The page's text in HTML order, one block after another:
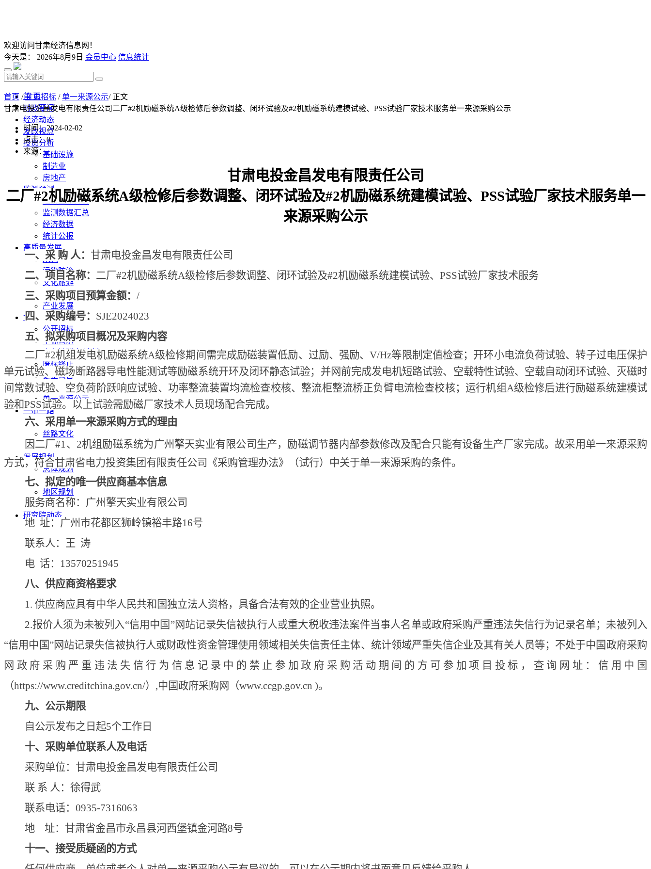
欢迎访问甘肃经济信息网！
今天是： 2026年8月9日 会员中心 信息统计
首 页
时政要闻
经济动态
发改视点
投资分析
基础设施
制造业
房地产
监测预测
经济监测分析
监测数据汇总
经济数据
统计公报
高质量发展
水利
污染防治
文化旅游
生态修复
产业发展
甘肃招标
公开招标
中标公示
竞争性磋商/谈判
废标终止
更正公告
其他公告
单一来源公示
一带一路
丝路新闻
丝路文化
发展动态
发展规划
总体规划
专项规划
地区规划
计划报告
研究院动态
首页 /甘肃招标 /单一来源公示/ 正文
甘肃电投金昌发电有限责任公司二厂#2机励磁系统A级检修后参数调整、闭环试验及#2机励磁系统建模试验、PSS试验厂家技术服务单一来源采购公示
时间：2024-02-02
点击：0
来源：
甘肃电投金昌发电有限责任公司
二厂#2机励磁系统A级检修后参数调整、闭环试验及#2机励磁系统建模试验、PSS试验厂家技术服务单一
来源采购公示
一、采 购 人： 甘肃电投金昌发电有限责任公司
二、项目名称： 二厂#2机励磁系统A级检修后参数调整、闭环试验及#2机励磁系统建模试验、PSS试验厂家技术服务
三、采购项目预算金额： /
四、采购编号： SJE2024023
五、拟采购项目概况及采购内容
二厂#2机组 发电机励磁系统A级检修期间需完成励磁装置低励、过励、强励、V/Hz等限制定值检查；开环小电流负荷试验、转子过电压保护
单元试验、磁场断路器导电性能测试等励磁系统开环及闭环静态试验；并网前完成发电机短路试验、空载特性试验、空载自动闭环试验、灭磁时
间常数试验、空负荷阶跃响应试验、功率整流装置均流检查校核、整流柜整流桥正负臂电流检查校核；运行机组A级检修后进行励磁系统建模试
验和PSS试验。 以上试验需励磁厂家技术人员现场配合完成。
六、采用单一来源采购方式的理由
因 二厂#1、2机组励磁系统为广州擎天实业有限公司生产，励磁调节器内部参数修改及配合只能有设备生产厂家完成。故采用单一来源采购
方式，符合甘肃省电力投资集团有限责任公司《采购管理办法》（试行）中关于单一来源采购的条件。
七、拟定的唯一供应商基本信息
服务商名称：广州擎天实业有限公司
地 址： 广州市花都区狮岭镇裕丰路16号
联系人： 王 涛
电 话： 13570251945
八、供应商资格要求
1. 供应商应具有中华人民共和国独立法人资格，具备合法有效的企业营业执照。
2.报价人须为未被列入“信用中国”网站记录失信被执行人或重大税收违法案件当事人名单或政府采购严重违法失信行为记录名单；未被列入
“信用中国”网站记录失信被执行人或财政性资金管理使用领域相关失信责任主体、统计领域严重失信企业及其有关人员等；不处于中国政府采购
网政府采购严重违法失信行为信息记录中的禁止参加政府采购活动期间的方可参加项目投标，查询网址：信用中国
（https://www.creditchina.gov.cn/）,中国政府采购网（www.ccgp.gov.cn )。
九、公示期限
自公示发布之日起5个工作日
十、采购单位联系人及电话
采购单位：甘肃电投金昌发电有限责任公司
联 系 人： 徐得武
联系电话： 0935-7316063
地
址：甘肃省金昌市永昌县河西堡镇金河路8号
十一、接受质疑函的方式